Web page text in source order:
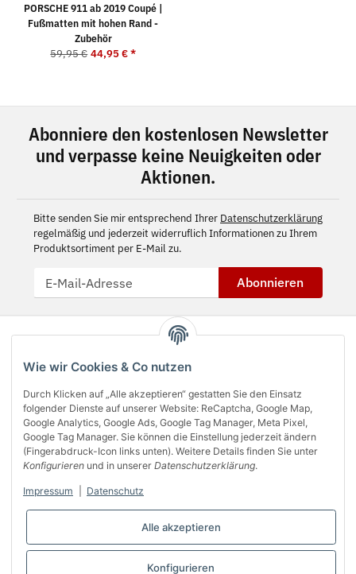
Wie wir Cookies & Co nutzen
Durch Klicken auf „Alle akzeptieren“ gestatten Sie den Einsatz
folgender Dienste auf unserer Website: ReCaptcha, Google Map,
Google Analytics, Google Ads, Google Tag Manager, Meta Pixel,
Google Tag Manager. Sie können die Einstellung jederzeit ändern
(Fingerabdruck-Icon links unten). Weitere Details finden Sie unter
Konfigurieren und in unserer Datenschutzerklärung.
Impressum Datenschutz
Alle akzeptieren
Konfigurieren
PORSCHE 911 ab 2019 Coupé |
Fußmatten mit hohen Rand -
Zubehör
59,95 € 44,95 €*
Abonniere den kostenlosen Newsletter
und verpasse keine Neuigkeiten oder
Aktionen.
Bitte senden Sie mir entsprechend Ihrer Datenschutzerklärung
regelmäßig und jederzeit widerruflich Informationen zu Ihrem
Produktsortiment per E-Mail zu.
Abonnieren
Über uns
Informationen